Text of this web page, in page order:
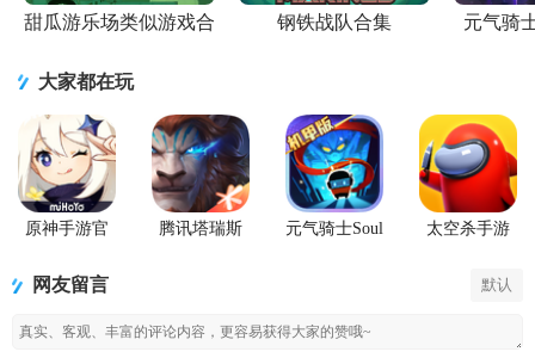
甜瓜游乐场类似游戏合
钢铁战队合集 元气骑
大家都在玩
原神手游官
腾讯塔瑞斯
元气骑士Soul
太空杀手游
网友留言 默认